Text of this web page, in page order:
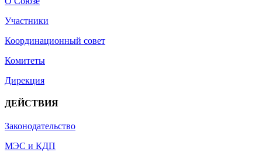
Участники
Координационный совет
Комитеты
Дирекция
ДЕЙСТВИЯ
Законодательство
МЭС и КДП